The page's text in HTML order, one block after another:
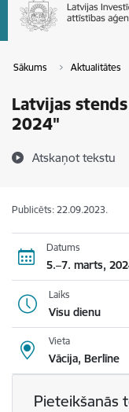
Sākums Aktualitātes
Latvijas
2024"
Atskaņot tekstu
Publicēts: 22.09.2023.
Datums
5.–7. marts,
Laiks
Visu dienu
Vieta
Vācija, Berlīne
Pieteikšanās